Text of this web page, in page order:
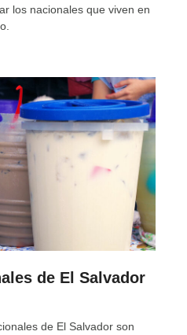
los nacionales que viven en
de El Salvador
de El Salvador son